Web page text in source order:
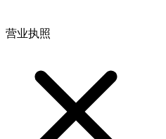
营业执照